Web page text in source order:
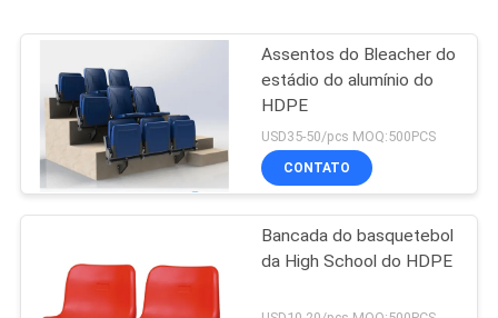
Assentos do Bleacher do
estádio do alumínio do
HDPE
USD35-50/pcs MOQ:500PCS
CONTATO
Bancada do basquetebol
da High School do HDPE